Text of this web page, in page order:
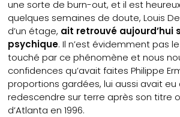
une sorte de burn-out, et il est
quelques semaines de doute, Louis
d’un étage, ait retrouvé aujourd’hui
psychique. Il n’est évidemment pas
touché par ce phénomène et nous
confidences qu’avait faites Philippe
proportions gardées, lui aussi avait eu
redescendre sur terre après son titre
d’Atlanta en 1996.